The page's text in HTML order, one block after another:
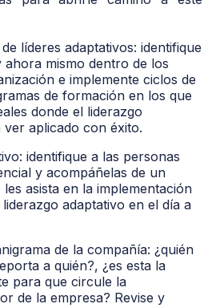
líderes adaptativos: identifique
mismo dentro de los
e implemente ciclos de
de formación en los que
donde el liderazgo
ver aplicado con éxito.
identifique a las personas
y acompáñelas de un
asista en la implementación
adaptativo en el día a
de la compañía: ¿quién
a quién?, ¿es esta la
para que circule la
de la empresa? Revise y